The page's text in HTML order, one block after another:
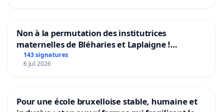
Non à la permutation des institutrices
maternelles de Bléharies et Laplaigne !
Préservons la stabilité de nos enfants.
143 signatures
6 Jul 2026
Pour une école bruxelloise stable, humaine et